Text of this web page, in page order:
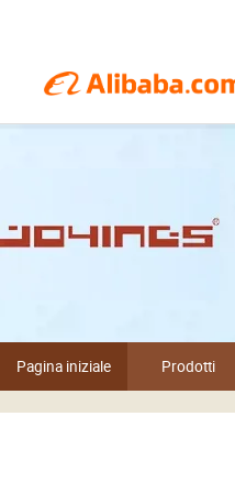
Pagina iniziale
Prodotti